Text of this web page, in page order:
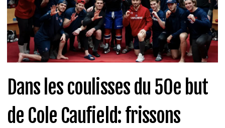
Dans les coulisses du 50e but
de Cole Caufield: frissons